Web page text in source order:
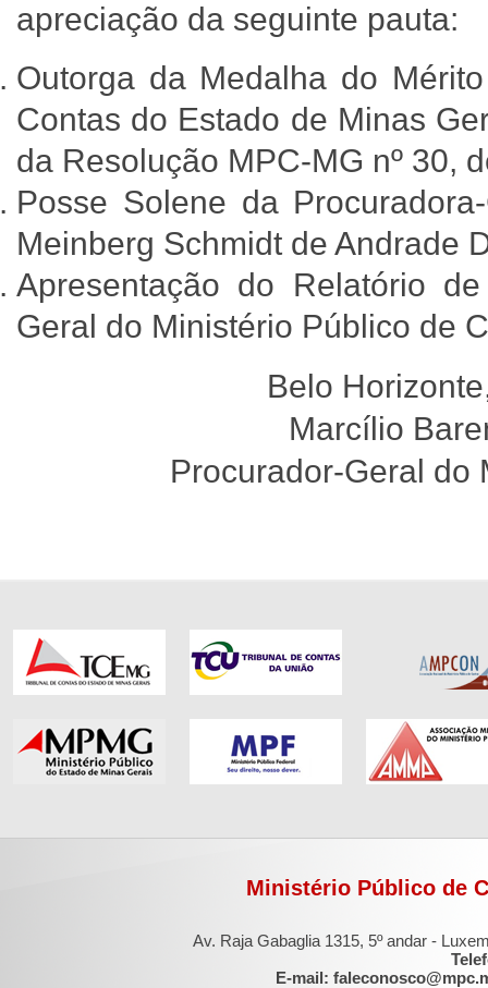
apreciação da seguinte pauta:
Outorga da Medalha do
Contas do Estado de Minas
da Resolução MPC-MG nº 30,
Posse Solene da
Meinberg Schmidt de Andrade
Apresentação do Relatório
Geral do Ministério Público de
Belo
Marcílio
Procurador-Geral do
Ministério Público de
Av. Raja Gabaglia 1315, 5º andar -
E-mail: